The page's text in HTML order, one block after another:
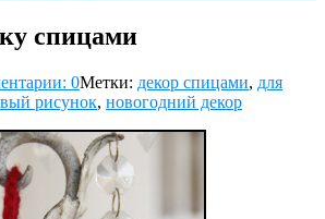
спицами
0Метки: декор спицами, для
рисунок, новогодний декор